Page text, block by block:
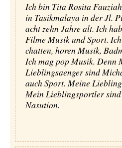
Ich bin Tita Rosita
in Tasikmalaya in der Jl.
acht zehn Jahre alt. Ich
Filme Musik und Sport.
chatten, horen Musik,
Ich mag pop Musik. Denn
Lieblingsaenger sind
auch Sport. Meine
Mein Lieblingsportler
Nasution.